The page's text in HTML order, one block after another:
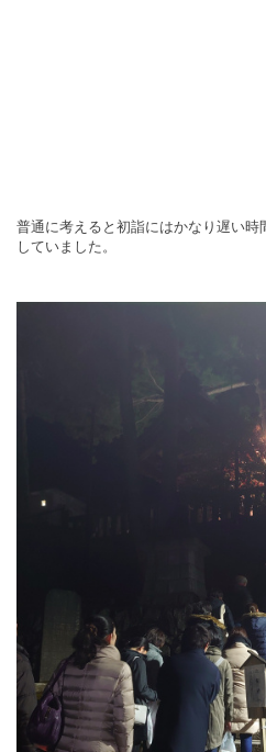
普通に考えると初詣にはかなり遅い
していました。